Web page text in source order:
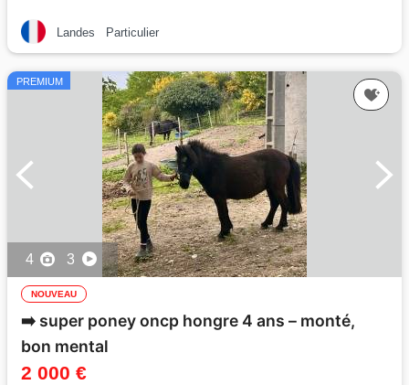
Landes Particulier
PREMIUM
4 3
NOUVEAU
➡️ super poney oncp hongre 4 ans – monté,
bon mental
2 000 €